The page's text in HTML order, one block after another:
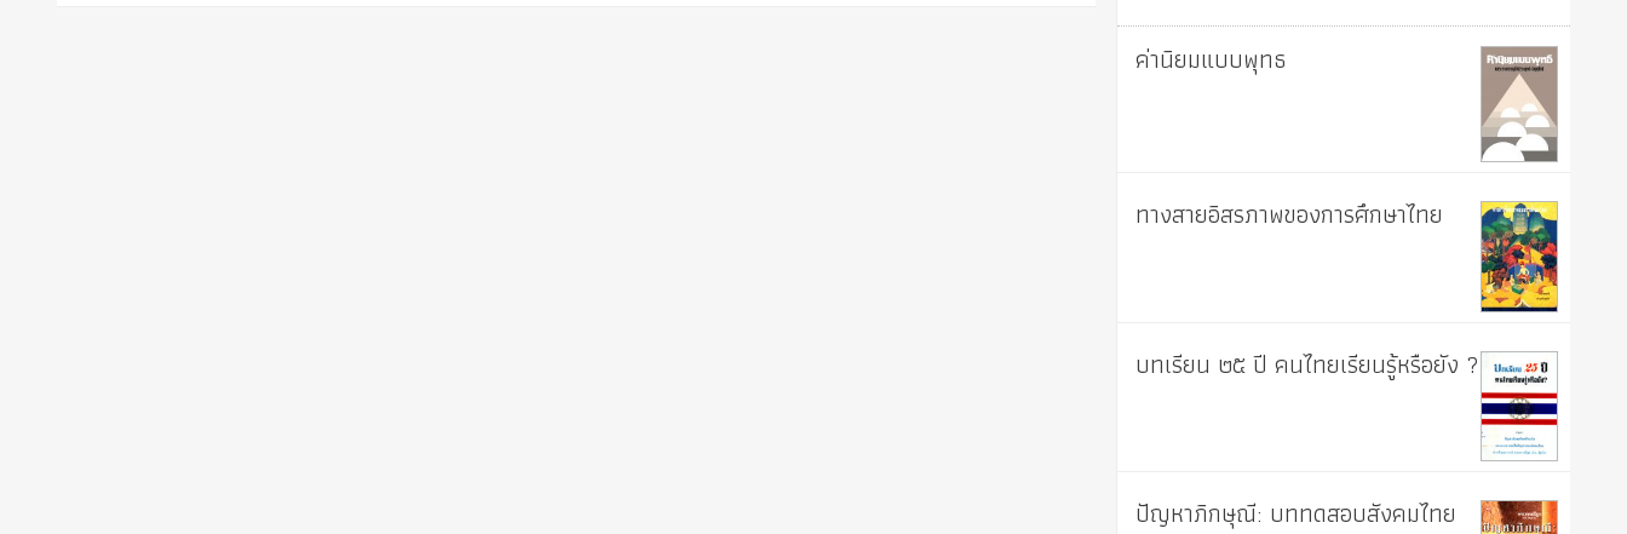
ค่านิยมแบบพุทธ
ทางสายอิสรภาพของการศึกษาไทย
บทเรียน ๒๕ ปี คนไทยเรียนรู้หรือยัง ?
ปัญหาภิกษุณี: บททดสอบสังคมไทย